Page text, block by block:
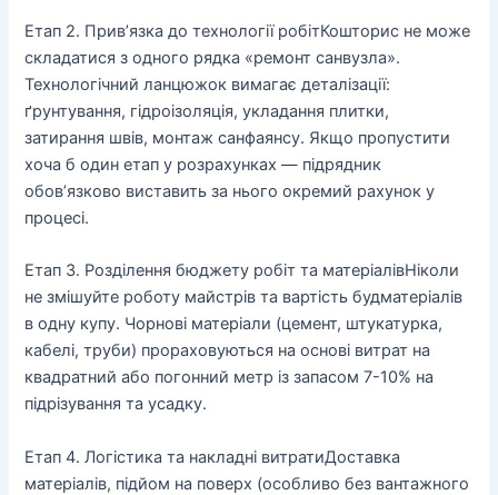
Етап 2. Прив’язка до технології робітКошторис не може
складатися з одного рядка «ремонт санвузла».
Технологічний ланцюжок вимагає деталізації:
ґрунтування, гідроізоляція, укладання плитки,
затирання швів, монтаж санфаянсу. Якщо пропустити
хоча б один етап у розрахунках — підрядник
обов’язково виставить за нього окремий рахунок у
процесі.
Етап 3. Розділення бюджету робіт та матеріалівНіколи
не змішуйте роботу майстрів та вартість будматеріалів
в одну купу. Чорнові матеріали (цемент, штукатурка,
кабелі, труби) прораховуються на основі витрат на
квадратний або погонний метр із запасом 7-10% на
підрізування та усадку.
Етап 4. Логістика та накладні витратиДоставка
матеріалів, підйом на поверх (особливо без вантажного